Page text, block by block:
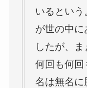
いるという
が世の中に
したが、
何回も何回
名は無名に